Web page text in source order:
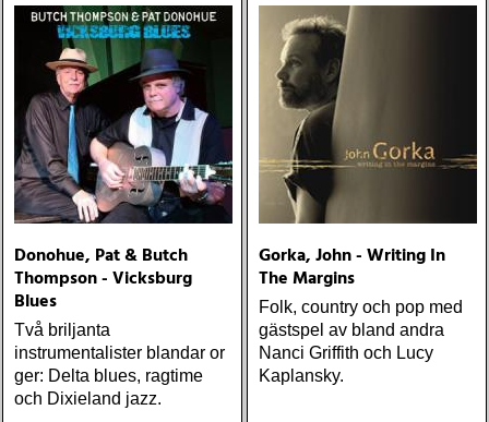
borde alla årets Rootsy-
plattor vara med på listan,
men jag har istället valt att
bara lista de plattor jag
lyssnat på väsentligt mycket
mer än vad tjänsten kräver
Donohue, Pat & Butch
Thompson - Vicksburg
Blues
Två briljanta
instrumentalister blandar or
ger: Delta blues, ragtime
och Dixieland jazz.
Gorka, John - Writing In
The Margins
Folk, country och pop med
gästspel av bland andra
Nanci Griffith och Lucy
Kaplansky.